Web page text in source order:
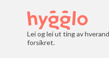
Lei og lei ut ting av
forsikret.